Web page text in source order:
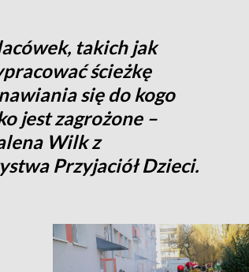
takich jak
ścieżkę
się do kogo
jest zagrożone –
Wilk z
Przyjaciół Dzieci.